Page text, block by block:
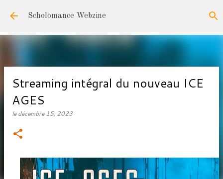
Accéder au contenu principal
Scholomance Webzine
Streaming intégral du nouveau ICE
AGES
ledécembre 15, 2023